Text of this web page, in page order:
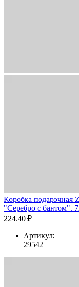
Коробка подарочная
"Серебро с бантом".
224.40 ₽
Артикул:
29542